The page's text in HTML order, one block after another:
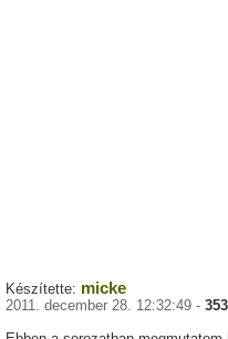
Készítette: micke
2011. december 28. 12:32:49 -